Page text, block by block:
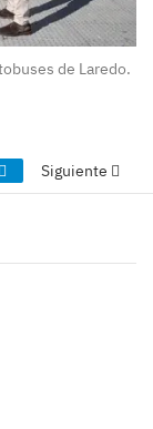
de Laredo.
Siguiente